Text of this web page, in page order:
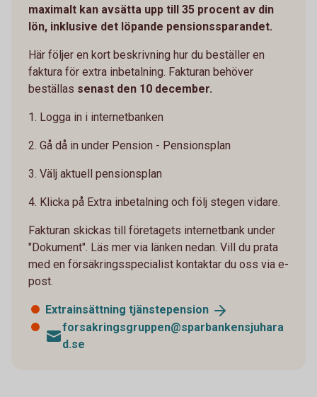
maximalt kan avsätta upp till 35 procent av din
lön, inklusive det löpande pensionssparandet.
Här följer en kort beskrivning hur du beställer en
faktura för extra inbetalning. Fakturan behöver
beställas senast den 10 december.
1. Logga in i internetbanken
2. Gå då in under Pension - Pensionsplan
3. Välj aktuell pensionsplan
4. Klicka på Extra inbetalning och följ stegen vidare.
Fakturan skickas till företagets internetbank under
"Dokument". Läs mer via länken nedan. Vill du prata
med en försäkringsspecialist kontaktar du oss via e-
post.
Extrainsättning tjänstepension
forsakringsgruppen@sparbankensjuhara
d.se